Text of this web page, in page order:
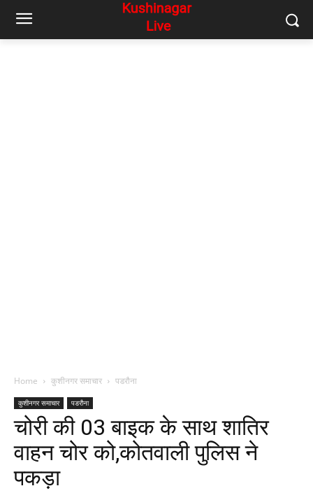
Home कुशीनगर समाचार पडरौना
कुशीनगर समाचार पडरौना
चोरी की 03 बाइक के साथ शातिर
वाहन चोर को,कोतवाली पुलिस ने
पकड़ा